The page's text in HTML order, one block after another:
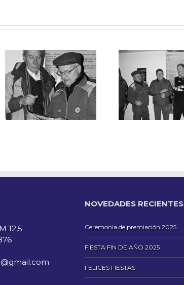
12,5
NOVEDADES RECIENTES
Ceremonia de premiación 2025
FIESTA FIN DE AÑO 2025
FELICES FIESTAS